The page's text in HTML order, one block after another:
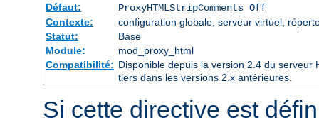
Défaut:
ProxyHTMLStripComments Off
Contexte:
configuration globale, serveur virtuel,
Statut:
Base
Module:
mod_proxy_html
Compatibilité: Disponible depuis la version 2.4 du serveur
tiers dans les versions 2.x antérieures.
Si cette directive est